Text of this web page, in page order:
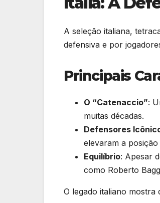
A seleção italiana,
defensiva e por
Principais
O “Catenaccio”:
muitas décadas.
Defensores
elevaram a
Equilíbrio: Apesar
como Roberto
O legado italiano mostra